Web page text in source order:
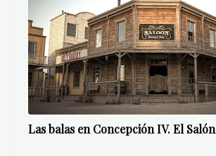
Las balas en Concepción IV. El Salón